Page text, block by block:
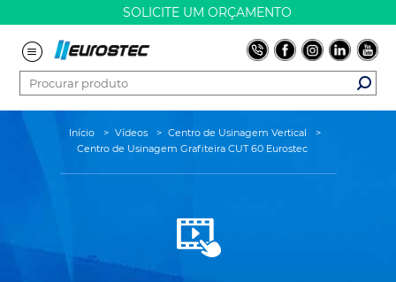
SOLICITE UM ORÇAMENTO
Início > Vídeos > Centro de Usinagem Vertical
>
Centro de Usinagem Grafiteira CUT 60 Eurostec